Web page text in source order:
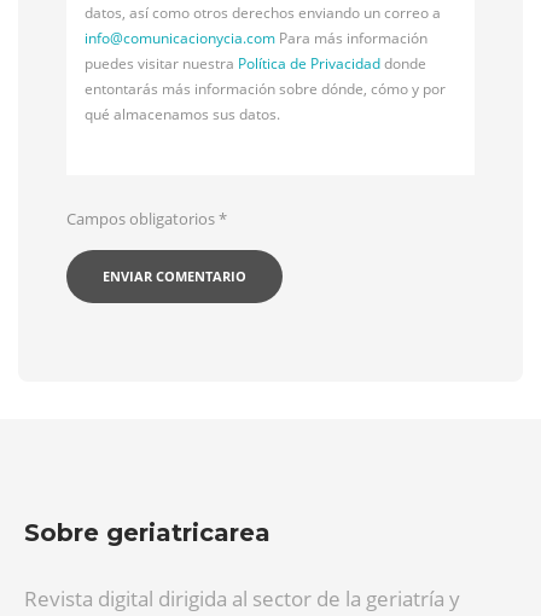
datos, así como otros derechos enviando un correo a
info@comunicacionycia.com Para más información
puedes visitar nuestra Política de Privacidaddonde
entontarás más información sobre dónde, cómo y por
qué almacenamos sus datos.
Campos obligatorios*
Sobre geriatricarea
Revista digital dirigida al sector de la geriatría y